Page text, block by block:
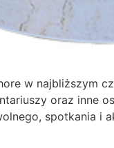
w najbliższym
oraz inne
spotkania i